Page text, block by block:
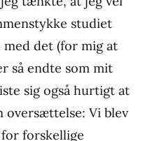
studiet
med det (for mig at
så endte som mit
sig også hurtigt at
oversættelse: Vi blev
forskellige